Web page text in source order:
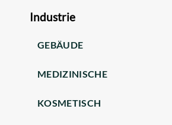
Industrie
GEBÄUDE
MEDIZINISCHE
KOSMETISCH